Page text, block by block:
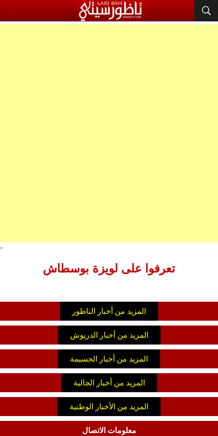
-
تعرفوا على لويزة بوسطاش
المزيد من أخبار الناظور
المزيد من أخبار الدريوش
المزيد من أخبار الحسيمة
المزيد من أخبار الجالية
المزيد من الأخبار الوطنية
معلومات الاتصال